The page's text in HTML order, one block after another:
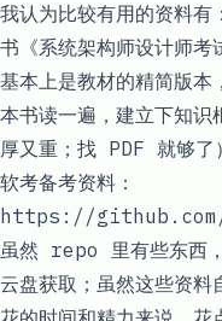
我认为比较有用的资料有：
书《系统架构师设计师考
基本上是教材的精简版本
本书读一遍，建立下知识
厚又重；找 PDF 就够了）
软考备考资料：
https://
虽然 repo 里有些东西，
云盘获取；虽然这些资料